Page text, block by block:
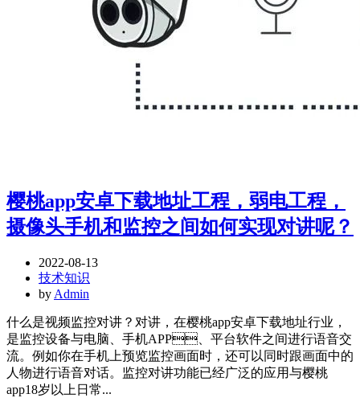
樱桃app安卓下载地址工程，弱电工程，
摄像头手机和监控之间如何实现对讲呢？
2022-08-13
技术知识
by Admin
什么是视频监控对讲？对讲，在樱桃app安卓下载地址行业，
是监控设备与电脑、手机APP、平台软件之间进行语音交
流。例如你在手机上预览监控画面时，还可以同时跟画面中的
人物进行语音对话。监控对讲功能已经广泛的应用与樱桃
app18岁以上日常...